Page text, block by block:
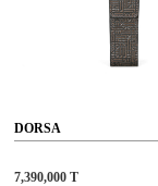
DORSA
7,390,000